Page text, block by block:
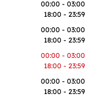
00:00 - 03:00
18:00 - 23:59
00:00 - 03:00
18:00 - 23:59
00:00 - 03:00
18:00 - 23:59
00:00 - 03:00
18:00 - 23:59